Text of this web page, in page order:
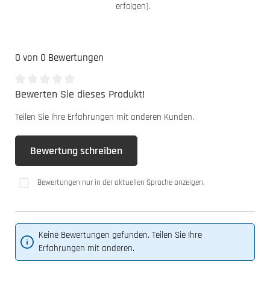
erfolgen).
0 von 0 Bewertungen
Durchschnittliche Bewertung von 0 von 5 Sternen
Bewerten Sie dieses Produkt!
Teilen Sie Ihre Erfahrungen mit anderen Kunden.
Bewertung schreiben
Bewertungen nur in der aktuellen Sprache anzeigen.
Keine Bewertungen gefunden. Teilen Sie Ihre
Erfahrungen mit anderen.